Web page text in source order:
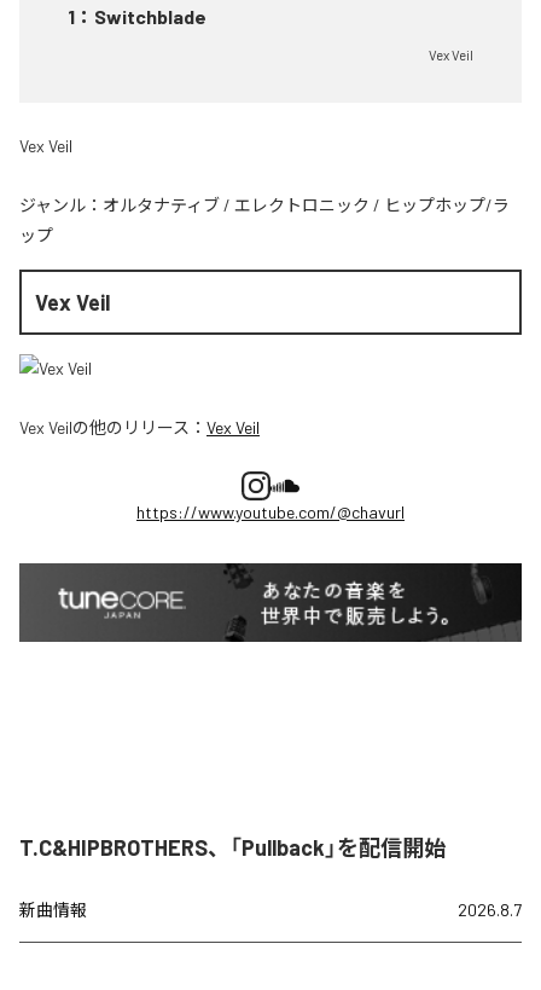
1 ： Switchblade
Vex Veil
Vex Veil
ジャンル： オルタナティブ / エレクトロニック / ヒップホップ/ラ
ップ
Vex Veil
Vex Veilの他のリリース： Vex Veil
https://www.youtube.com/@chavurl
T.C&HIPBROTHERS、「Pullback」を配信開始
新曲情報 2026.8.7